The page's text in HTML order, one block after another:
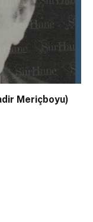
Meriçboyu)